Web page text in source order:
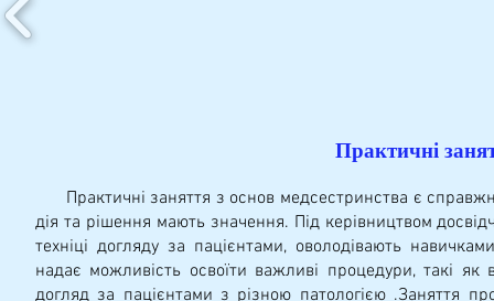
Практичні
Практичні заняття з основ медсестринства є
дія та рішення мають значення. Під керівництвом
техніці догляду за пацієнтами, оволодівають
надає можливість освоїти важливі процедури, такі
догляд за пацієнтами з різною патологією .Заняття